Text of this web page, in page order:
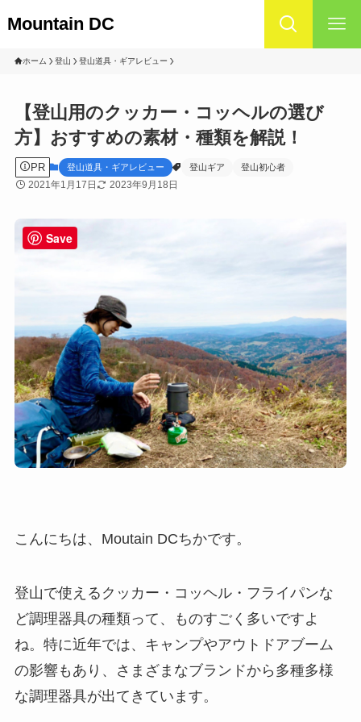
Mountain DC
ホーム 登山 登山道具・ギアレビュー
【登山用のクッカー・コッヘルの選び
方】おすすめの素材・種類を解説！
PR 登山道具・ギアレビュー 登山ギア 登山初心者
2021年1月17日 2023年9月18日
こんにちは、Moutain DCちかです。
登山で使えるクッカー・コッヘル・フライパンな
ど調理器具の種類って、ものすごく多いですよ
ね。特に近年では、キャンプやアウトドアブーム
の影響もあり、さまざまなブランドから多種多様
な調理器具が出てきています。
Save